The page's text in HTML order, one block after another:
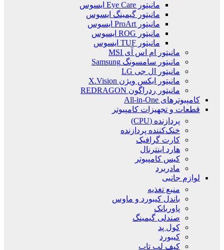
مانیتور Eye Care ایسوس
مانیتور گیمینگ ایسوس
مانیتور ProArt ایسوس
مانیتور ROG ایسوس
مانیتور TUF ایسوس
مانیتور ام اس آی MSI
مانیتور سامسونگ Samsung
مانیتور ال جی LG
مانیتور ایکس ویژن X.Vision
مانیتور ردراگون REDRAGON
کامپیوترهای All-in-One
قطعات و تجهیزات کامپیوتر
پردازنده (CPU)
خنک‌کننده پردازنده
کارت گرافیک
هارد اینترنال
کیس کامپیوتر
مادربرد
لوازم جانبی
منبع تغذیه
باندل کیبورد و ماوس
پاوربانک
صندلی گیمینگ
کول پد
کیبورد
کیف لپ تاپ